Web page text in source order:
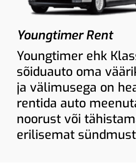
Youngtimer Rent
Youngtimer ehk
sõiduauto oma
ja välimusega on
rentida auto
noorust või
erilisemat